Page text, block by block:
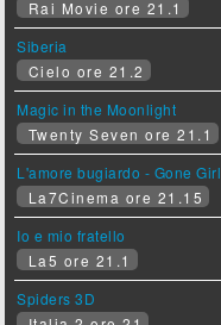
Rai Movie ore 21.1
Siberia
Cielo ore 21.2
Magic in the Moonlight
Twenty Seven ore 21.1
L'amore bugiardo - Gone Girl
La7Cinema ore 21.15
Io e mio fratello
La5 ore 21.1
Spiders 3D